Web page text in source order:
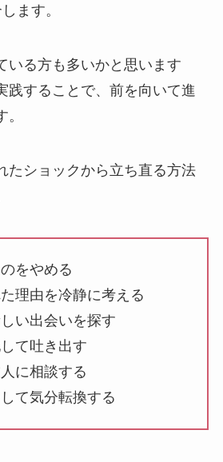
ます。
いる方も多いかと思います
践することで、前を向いて進
たショックから立ち直る方法
をやめる
理由を冷静に考える
い出会いを探す
て吐き出す
に相談する
て気分転換する